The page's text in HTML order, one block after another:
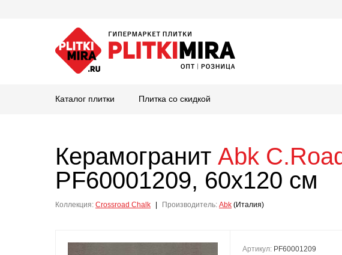
Каталог плитки Плитка со скидкой
Керамогранит Abk
PF60001209, 60x120 см
Коллекция: Crossroad Chalk Производитель: Abk (Италия)
Артикул: PF60001209